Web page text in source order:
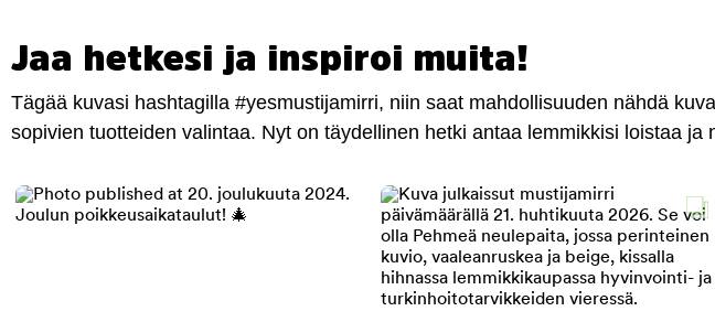
Jaa hetkesi ja inspiroi muita!
Tägää kuvasi hashtagilla #yesmustijamirri, niin saat mahdollisuuden nähdä
sopivien tuotteiden valintaa. Nyt on täydellinen hetki antaa lemmikkisi loistaa ja